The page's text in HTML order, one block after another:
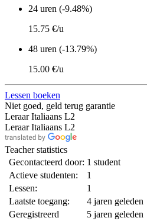
24 uren (-9.48%)
15.75 €/u
48 uren (-13.79%)
15.00 €/u
Lessen boeken
Niet goed, geld terug garantie
Leraar Italiaans L2
Leraar Italiaans L2
Teacher statistics
Gecontacteerd door: 1 student
Actieve studenten:
1
Lessen:
1
Laatste toegang:
4 jaren geleden
Geregistreerd
5 jaren geleden